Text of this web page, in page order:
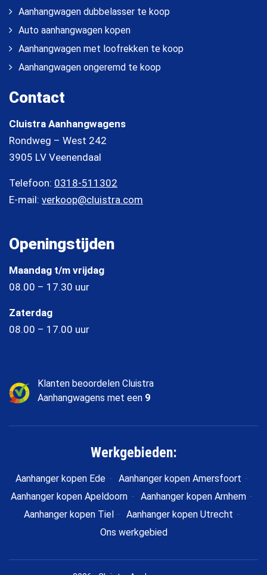
Aanhangwagen dubbelasser te koop
Auto aanhangwagen kopen
Aanhangwagen met loofrekken te koop
Aanhangwagen ongeremd te koop
Contact
Cluistra Aanhangwagens
Rondweg – West 242
3905 LV Veenendaal
Telefoon: 0318-511302
E-mail: verkoop@cluistra.com
Openingstijden
Maandag t/m vrijdag
08.00 – 17.30 uur
Zaterdag
08.00 – 17.00 uur
Klanten beoordelen Cluistra
Aanhangwagens met een 9
Werkgebieden:
Aanhanger kopen Ede
Aanhanger kopen Amersfoort
Aanhanger kopen Apeldoorn
Aanhanger kopen Arnhem
Aanhanger kopen Tiel
Aanhanger kopen Utrecht
Ons werkgebied